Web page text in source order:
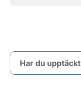
Har du